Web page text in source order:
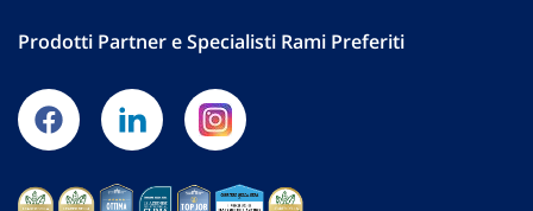
Prodotti Partner e Specialisti Rami Preferiti